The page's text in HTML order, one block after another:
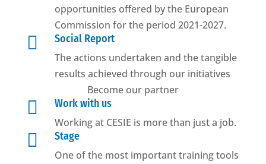
opportunities offered by the European
Commission for the period 2021-2027.

Social Report
The actions undertaken and the tangible
results achieved through our initiatives
Become our partner

Work with us
Working at CESIE is more than just a job.

Stage
One of the most important training tools